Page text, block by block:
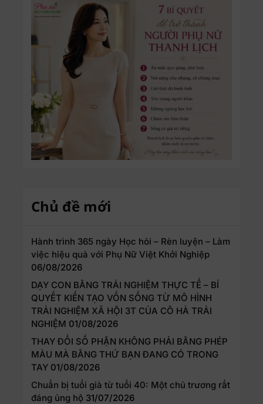
Chủ đề mới
Hành trình 365 ngày Học hỏi – Rèn luyện – Làm
việc hiệu quả với Phụ Nữ Việt Khởi Nghiệp
06/08/2026
DẠY CON BẰNG TRẢI NGHIỆM THỰC TẾ – BÍ
QUYẾT KIẾN TẠO VỐN SỐNG TỪ MÔ HÌNH
TRẢI NGHIỆM XÃ HỘI 3T CỦA CÔ HÀ TRẢI
NGHIỆM 01/08/2026
THAY ĐỔI SỐ PHẬN KHÔNG PHẢI BẰNG PHÉP
MÀU MÀ BẰNG THỨ BẠN ĐANG CÓ TRONG
TAY 01/08/2026
Chuẩn bị tuổi già từ tuổi 40: Một chủ trương rất
đáng ủng hộ 31/07/2026